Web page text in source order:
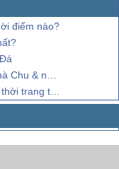
điểm nào?
& nhà Tần
tới Bắc Kinh